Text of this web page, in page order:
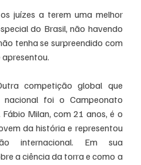
juízes a terem uma melhor
do Brasil, não havendo
tenha se surpreendido com
competição global que
foi o Campeonato
Milan, com 21 anos, é o
da história e representou
internacional. Em sua
a ciência da torra e como a